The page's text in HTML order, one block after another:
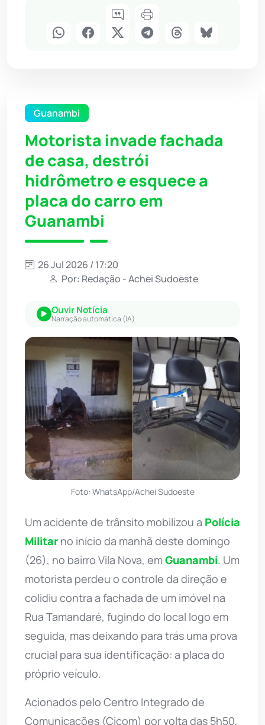
Guanambi
Motorista invade fachada
de casa, destrói
hidrômetro e esquece a
placa do carro em
Guanambi
26 Jul 2026 / 17:20
Por: Redação - Achei Sudoeste
Ouvir Notícia
Narração automática (IA)
Foto: WhatsApp/Achei Sudoeste
Um acidente de trânsito mobilizou a Polícia
Militar no início da manhã deste domingo
(26), no bairro Vila Nova, emGuanambi. Um
motorista perdeu o controle da direção e
colidiu contra a fachada de um imóvel na
Rua Tamandaré, fugindo do local logo em
seguida, mas deixando para trás uma prova
crucial para sua identificação: a placa do
próprio veículo.
Acionados pelo Centro Integrado de
Comunicações (Cicom) por volta das 5h50,